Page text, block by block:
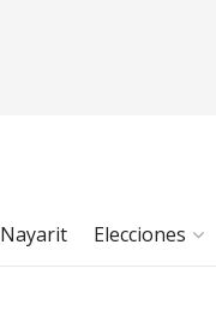
Nayarit Elecciones